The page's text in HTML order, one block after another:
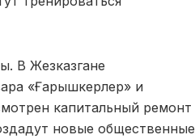
В Жезказгане
«Ғарышкерлер» и
капитальный ремонт
новые общественные